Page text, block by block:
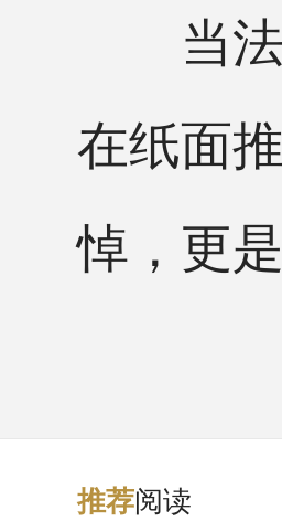
当法
在纸面
悼，更
推荐阅读